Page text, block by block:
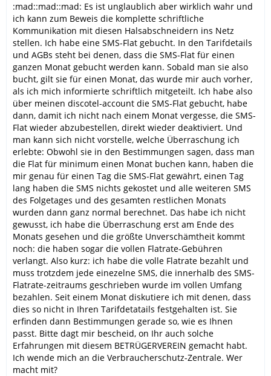
:mad::mad::mad: Es ist unglaublich aber wirklich wahr und
ich kann zum Beweis die komplette schriftliche
Kommunikation mit diesen Halsabschneidern ins Netz
stellen. Ich habe eine SMS-Flat gebucht. In den Tarifdetails
und AGBs steht bei denen, dass die SMS-Flat für einen
ganzen Monat gebucht werden kann. Sobald man sie also
bucht, gilt sie für einen Monat, das wurde mir auch vorher,
als ich mich informierte schriftlich mitgeteilt. Ich habe also
über meinen discotel-account die SMS-Flat gebucht, habe
dann, damit ich nicht nach einem Monat vergesse, die SMS-
Flat wieder abzubestellen, direkt wieder deaktiviert. Und
man kann sich nicht vorstelle, welche Überraschung ich
erlebte: Obwohl sie in den Bestimmungen sagen, dass man
die Flat für minimum einen Monat buchen kann, haben die
mir genau für einen Tag die SMS-Flat gewährt, einen Tag
lang haben die SMS nichts gekostet und alle weiteren SMS
des Folgetages und des gesamten restlichen Monats
wurden dann ganz normal berechnet. Das habe ich nicht
gewusst, ich habe die Überraschung erst am Ende des
Monats gesehen und die größte Unverschämtheit kommt
noch: die haben sogar die vollen Flatrate-Gebühren
verlangt. Also kurz: ich habe die volle Flatrate bezahlt und
muss trotzdem jede einezelne SMS, die innerhalb des SMS-
Flatrate-zeitraums geschrieben wurde im vollen Umfang
bezahlen. Seit einem Monat diskutiere ich mit denen, dass
dies so nicht in Ihren Tarifdetatails festgehalten ist. Sie
erfinden dann Bestimmungen gerade so, wie es Ihnen
passt. Bitte dagt mir bescheid, on Ihr auch solche
Erfahrungen mit diesem BETRÜGERVEREIN gemacht habt.
Ich wende mich an die Verbraucherschutz-Zentrale. Wer
macht mit?